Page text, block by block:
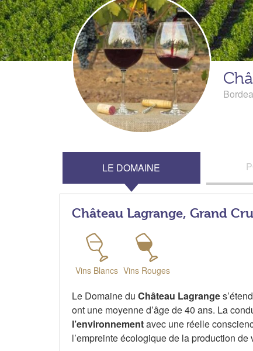
LE DOMAINE
Château Lagrange, Grand
Vins Blancs Vins Rouges
Le Domaine du Château Lagrange
ont une moyenne d’âge de 40 ans. La
l’environnementavec une réelle
l’empreinte écologique de la production de